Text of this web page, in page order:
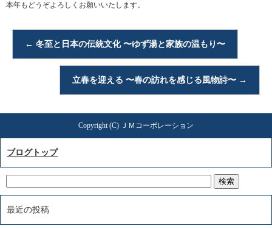
本年もどうぞよろしくお願いいたします。
← 冬至と日本の伝統文化 〜ゆず湯と家族の温もり〜
立春を迎える 〜春の訪れを感じる風物詩〜 →
Copyright (C) ＪＭコーポレーション
ブログトップ
最近の投稿